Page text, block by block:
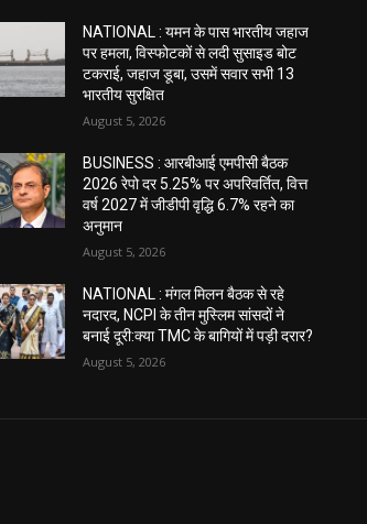
NATIONAL : यमन के पास भारतीय जहाज
पर हमला, विस्फोटकों से लदी सुसाइड बोट
टकराई, जहाज डूबा, उसमें सवार सभी 13
भारतीय सुरक्षित
August 5, 2026
BUSINESS : आरबीआई एमपीसी बैठक
2026 रेपो दर 5.25% पर अपरिवर्तित, वित्त
वर्ष 2027 में जीडीपी वृद्धि 6.7% रहने का
अनुमान
August 5, 2026
NATIONAL : मंगल मिलन बैठक से रहे
नदारद, NCPI के तीन मुस्लिम सांसदों ने
बनाई दूरी:क्या TMC के बागियों में पड़ी दरार?
August 5, 2026